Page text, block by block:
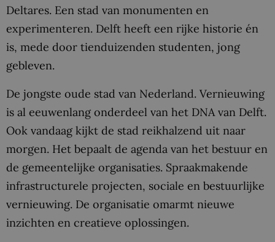
Deltares. Een stad van monumenten en
experimenteren. Delft heeft een rijke historie én
is, mede door tienduizenden studenten, jong
gebleven.
De jongste oude stad van Nederland. Vernieuwing
is al eeuwenlang onderdeel van het DNA van Delft.
Ook vandaag kijkt de stad reikhalzend uit naar
morgen. Het bepaalt de agenda van het bestuur en
de gemeentelijke organisaties. Spraakmakende
infrastructurele projecten, sociale en bestuurlijke
vernieuwing. De organisatie omarmt nieuwe
inzichten en creatieve oplossingen.